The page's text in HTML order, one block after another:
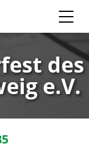
des
e.V.